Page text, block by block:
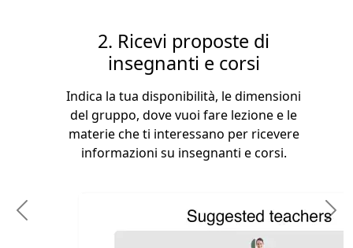
2. Ricevi proposte di
insegnanti e corsi
Indica la tua disponibilità, le dimensioni
del gruppo, dove vuoi fare lezione e le
materie che ti interessano per ricevere
informazioni su insegnanti e corsi.
Previous